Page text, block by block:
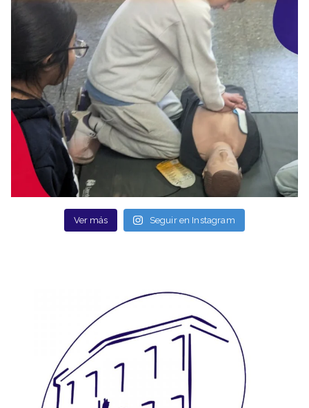
Ver más Seguir en Instagram